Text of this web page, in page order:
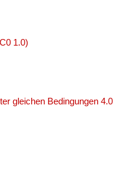
1.0)
gleichen Bedingungen 4.0